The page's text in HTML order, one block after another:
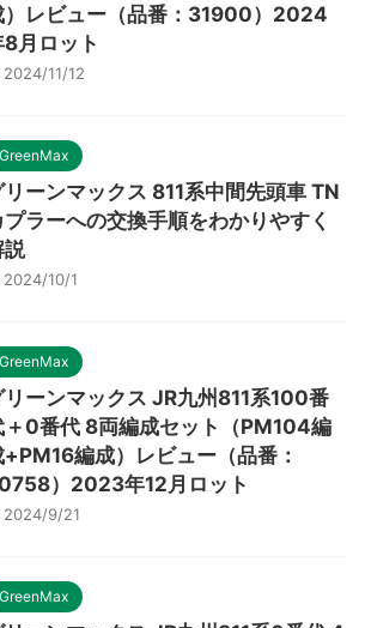
）レビュー（品番：31900）2024
8月ロット
2024/11/12
GreenMax
リーンマックス 811系中間先頭車 TN
プラーへの交換手順をわかりやすく
説
2024/10/1
GreenMax
リーンマックス JR九州811系100番
＋0番代 8両編成セット（PM104編
+PM16編成）レビュー（品番：
）2023年12月ロット
2024/9/21
GreenMax